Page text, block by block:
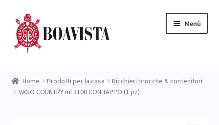
Vai
alla
navigazione
Vai
al
contenuto
Menù
L’ Azienda
Home Prodotti per la casa
Bicchieri brocche & contenitori
VASO COUNTRY ml 3100 CON TAPPO (1 pz)